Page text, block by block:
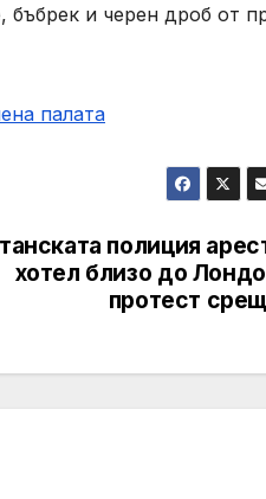
и черен дроб от
палaта
полиция
хотел близо до
протест